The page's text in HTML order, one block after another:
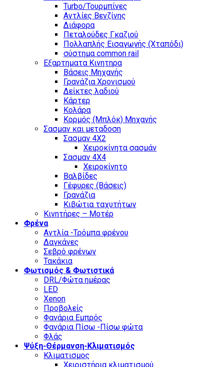
Turbo/Τουρμπίνες
Αντλίες Βενζίνης
Διάφορα
Πεταλούδες Γκαζιού
Πολλαπλής Εισαγωγής (Χταπόδι)
σύστημα common rail
Εξαρτηματα Κινητηρα
Βάσεις Μηχανής
Γρανάζια Χρονισμού
Δείκτες λαδιού
Κάρτερ
Κολάρα
Κορμός (Μπλόκ) Μηχανής
Σασμαν και μεταδοση
Σασμαν 4Χ2
Χειροκίνητα σασμάν
Σασμαν 4Χ4
Χειροκίνητο
Βαλβίδες
Γέφυρες (Βάσεις)
Γρανάζια
Κιβώτια ταχυτήτων
Κινητήρες – Μοτέρ
Φρένα
Αντλία -Τρόμπα φρένου
Δαγκάνες
Σεβρό φρένων
Τακάκια
Φωτισμός & Φωτιστικά
DRL/Φώτα ημέρας
LED
Xenon
Προβολείς
Φανάρια Εμπρός
Φανάρια Πίσω -Πίσω φώτα
Φλάς
Ψύξη-Θέρμανση-Κλιματισμός
Κλιματισμος
Χειριστήρια κλιματισμού